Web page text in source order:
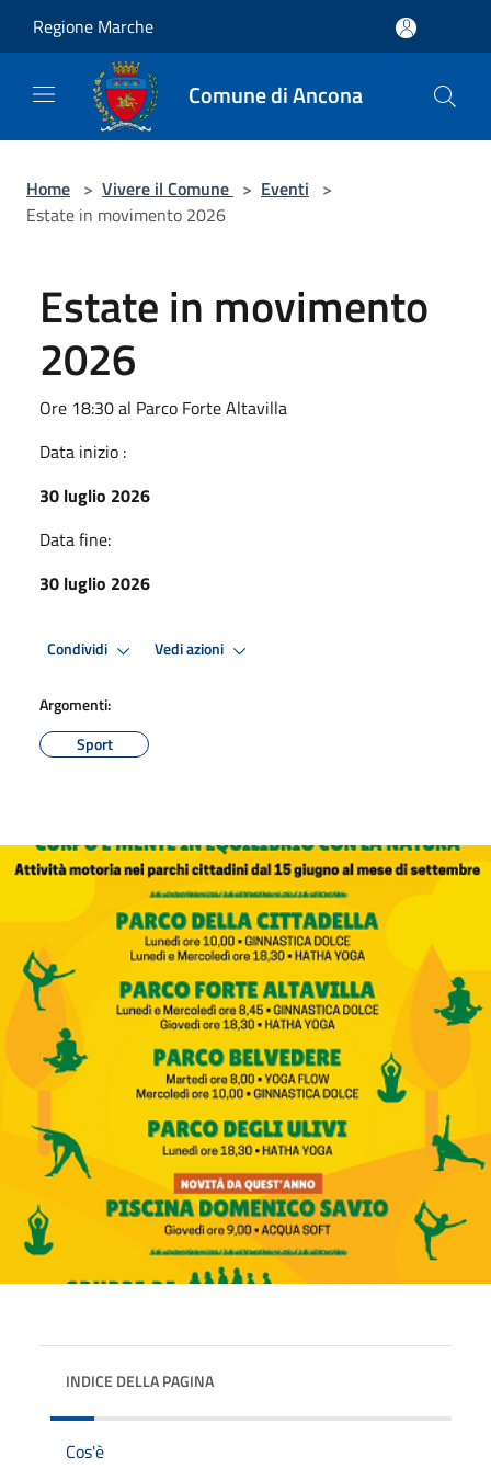
Regione Marche
Comune di Ancona
Home > Vivere il Comune > Eventi >
Estate in movimento 2026
Estate in movimento
2026
Ore 18:30 al Parco Forte Altavilla
Data inizio :
30 luglio 2026
Data fine:
30 luglio 2026
Condividi Vedi azioni
Argomenti:
Sport
INDICE DELLA PAGINA
Cos'è